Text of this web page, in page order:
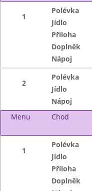
1
Polévka
Jídlo
Příloha
Doplněk
Nápoj
2
Polévka
Jídlo
Nápoj
Menu
Chod
1
Polévka
Jídlo
Příloha
Doplněk